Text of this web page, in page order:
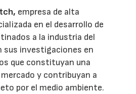
empresa de alta
en el desarrollo de
a la industria del
sus investigaciones en
que constituyan una
y contribuyan a
por el medio ambiente.